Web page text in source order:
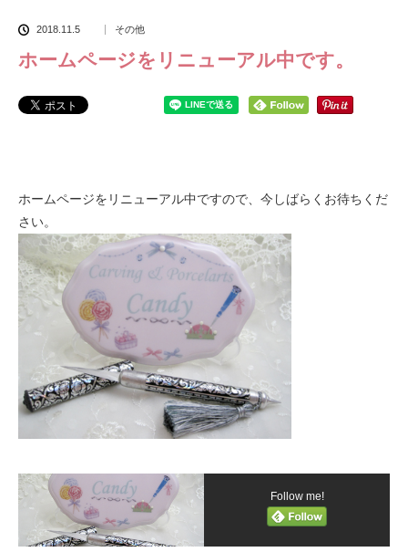
2018.11.5 その他
ホームページをリニューアル中です。
ホームページをリニューアル中ですので、今しばらくお待ちくだ
さい。
Follow me!